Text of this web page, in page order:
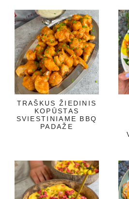
TRAŠKUS ŽIEDINIS
KOPŪSTAS
SVIESTINIAME BBQ
PADAŽE